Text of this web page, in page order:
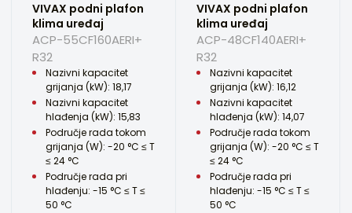
VIVAX podni plafon
klima uređaj
ACP-55CF160AERI+
R32
Nazivni kapacitet
grijanja (kW): 18,17
Nazivni kapacitet
hlađenja (kW): 15,83
Područje rada tokom
grijanja (W): -20 °C ≤ T
≤ 24 °C
Područje rada pri
hlađenju: -15 °C ≤ T ≤
50 °C
VIVAX podni plafon
klima uređaj
ACP-48CF140AERI+
R32
Nazivni kapacitet
grijanja (kW): 16,12
Nazivni kapacitet
hlađenja (kW): 14,07
Područje rada tokom
grijanja (W): -20 °C ≤ T
≤ 24 °C
Područje rada pri
hlađenju: -15 °C ≤ T ≤
50 °C